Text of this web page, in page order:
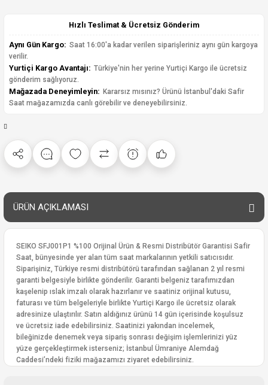
Hızlı Teslimat & Ücretsiz Gönderim
Aynı Gün Kargo: Saat 16:00'a kadar verilen siparişleriniz aynı gün kargoya
verilir.
Yurtiçi Kargo Avantajı: Türkiye'nin her yerine Yurtiçi Kargo ile ücretsiz
gönderim sağlıyoruz.
Mağazada Deneyimleyin: Kararsız mısınız? Ürünü İstanbul'daki Safir
Saat mağazamızda canlı görebilir ve deneyebilirsiniz.
ÜRÜN AÇIKLAMASI
SEIKO SFJ001P1 %100 Orijinal Ürün & Resmi Distribütör Garantisi Safir
Saat, bünyesinde yer alan tüm saat markalarının yetkili satıcısıdır.
Siparişiniz, Türkiye resmi distribütörü tarafından sağlanan 2 yıl resmi
garanti belgesiyle birlikte gönderilir. Garanti belgeniz tarafımızdan
kaşelenip ıslak imzalı olarak hazırlanır ve saatiniz orijinal kutusu,
faturası ve tüm belgeleriyle birlikte Yurtiçi Kargo ile ücretsiz olarak
adresinize ulaştırılır. Satın aldığınız ürünü 14 gün içerisinde koşulsuz
ve ücretsiz iade edebilirsiniz. Saatinizi yakından incelemek,
bileğinizde denemek veya sipariş sonrası değişim işlemlerinizi yüz
yüze gerçekleştirmek isterseniz; İstanbul Ümraniye Alemdağ
Caddesi’ndeki fiziki mağazamızı ziyaret edebilirsiniz.